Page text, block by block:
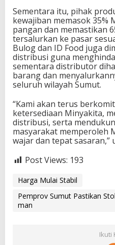
Sementara itu, pihak
kewajiban memasok 35%
pangan dan memastikan
tersalurkan ke pasar
Bulog dan ID Food juga
distribusi guna
sementara distributor
barang dan
seluruh wilayah Sumut.
“Kami akan terus
ketersediaan Minyakita,
distribusi, serta
masyarakat memperoleh
wajar dan tepat sasaran,”
Post Views: 193
Harga Mulai Stabil
Pemprov Sumut Pastikan
man
Ikuti